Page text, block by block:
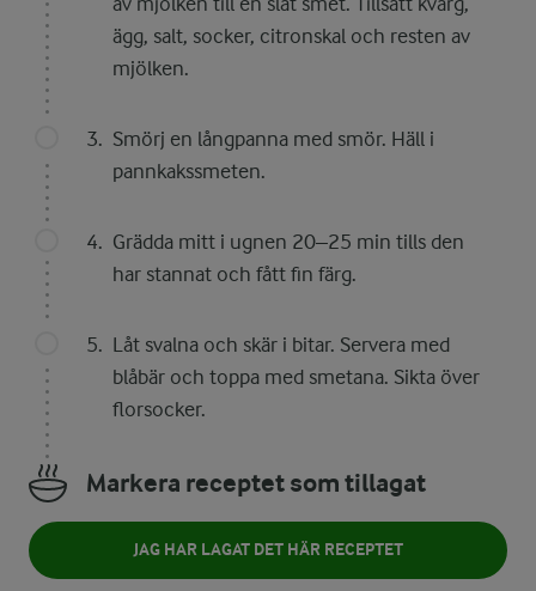
ägg, salt, socker, citronskal och resten av
mjölken.
Smörj en långpanna med smör. Häll i
pannkakssmeten.
Grädda mitt i ugnen 20–25 min tills den
har stannat och fått fin färg.
Låt svalna och skär i bitar. Servera med
blåbär och toppa med smetana. Sikta över
florsocker.
Markera receptet som tillagat
JAG HAR LAGAT DET HÄR RECEPTET